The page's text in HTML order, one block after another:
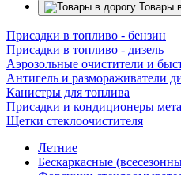
Товары
Присадки в топливо - бензин
Присадки в топливо - дизель
Аэрозольные очистители и
Антигель и размораживатели
Канистры для топлива
Присадки и кондиционеры
Щетки стеклоочистителя
Летние
Бескаркасные